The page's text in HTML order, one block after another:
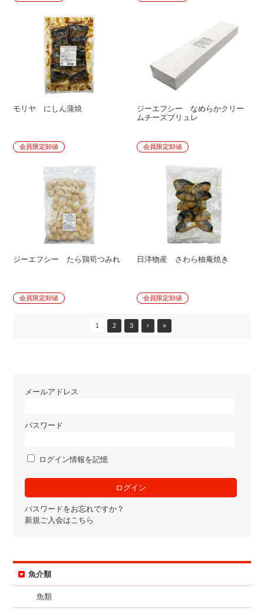
モリヤ にしん蒲焼
会員限定卸値
ジーエフシー なめらかクリー
ムチーズブリュレ
会員限定卸値
ジーエフシー たら鶏筍つみれ
会員限定卸値
日洋物産 さわら柚庵焼き
会員限定卸値
1 2 3 › »
メールアドレス
パスワード
ログイン情報を記憶
パスワードをお忘れですか？
新規ご入会はこちら
魚介類
魚類